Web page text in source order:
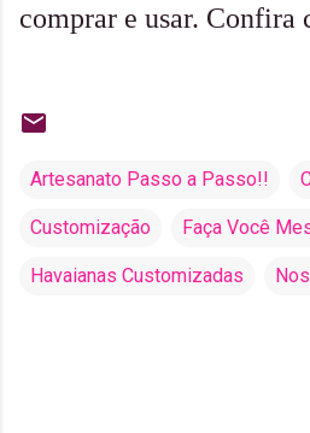
comprar e usar. Confira
Artesanato Passo a Passo!!
Customização Faça Você
Havaianas Customizadas